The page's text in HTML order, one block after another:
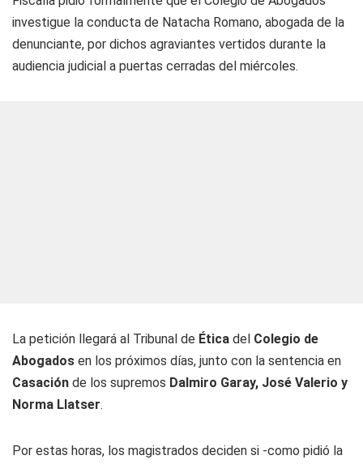
investigue la conducta de Natacha Romano, abogada de la
denunciante, por dichos agraviantes vertidos durante la
audiencia judicial a puertas cerradas del miércoles.
La petición llegará al Tribunal de Ética del Colegio de
Abogados en los próximos días, junto con la sentencia en
Casación de los supremos Dalmiro Garay, José Valerio y
Norma Llatser.
Por estas horas, los magistrados deciden si -como pidió la